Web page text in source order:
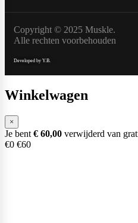
Scitec Nutrition
Snickers
Copyright © 2025 Muskle.
Alle rechten voorbehouden
Developed by Y.B.
Winkelwagen
×
Je bent € 60,00 verwijderd van
€0 €60